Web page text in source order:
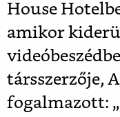
House
amikor
társszerzője,
fogalmazott: